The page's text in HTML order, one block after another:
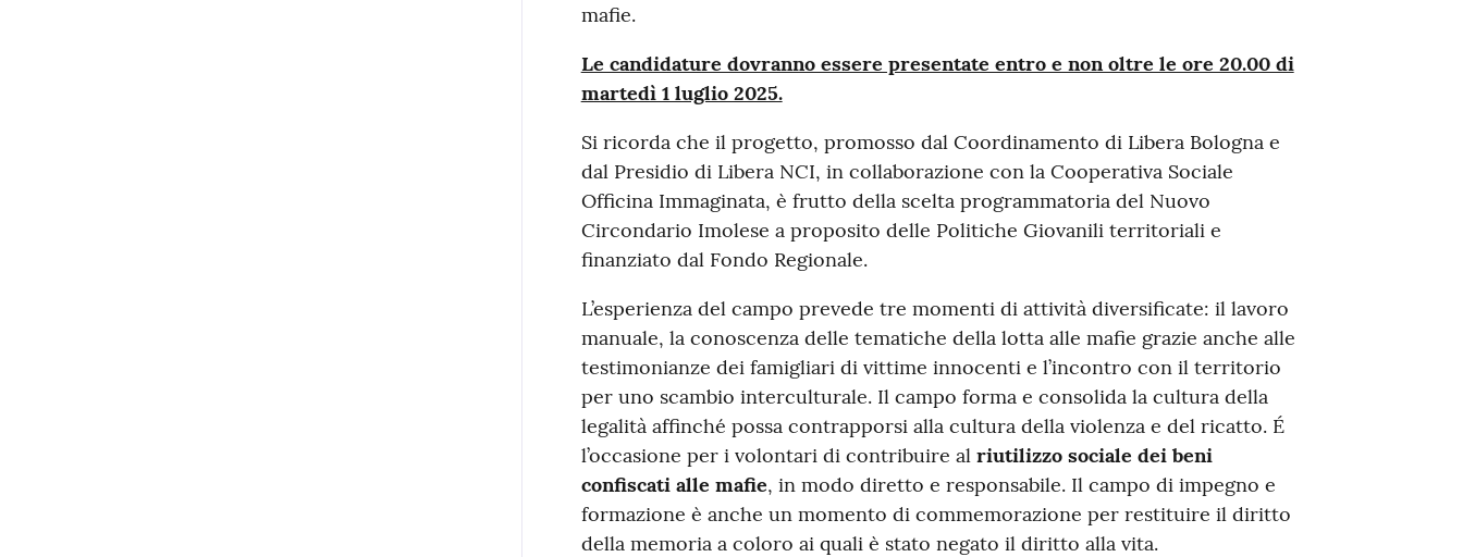
mafie.
Le candidature dovranno essere presentate entro e non oltre le ore 20.00 di
martedì 1 luglio 2025.
Si ricorda che il progetto, promosso dal Coordinamento di Libera Bologna e
dal Presidio di Libera NCI, in collaborazione con la Cooperativa Sociale
Officina Immaginata, è frutto della scelta programmatoria del Nuovo
Circondario Imolese a proposito delle Politiche Giovanili territoriali e
finanziato dal Fondo Regionale.
L’esperienza del campo prevede tre momenti di attività diversificate: il lavoro
manuale, la conoscenza delle tematiche della lotta alle mafie grazie anche alle
testimonianze dei famigliari di vittime innocenti e l’incontro con il territorio
per uno scambio interculturale. Il campo forma e consolida la cultura della
legalità affinché possa contrapporsi alla cultura della violenza e del ricatto. É
l’occasione per i volontari di contribuire al riutilizzo sociale dei beni
confiscati alle mafie, in modo diretto e responsabile. Il campo di impegno e
formazione è anche un momento di commemorazione per restituire il diritto
della memoria a coloro ai quali è stato negato il diritto alla vita.